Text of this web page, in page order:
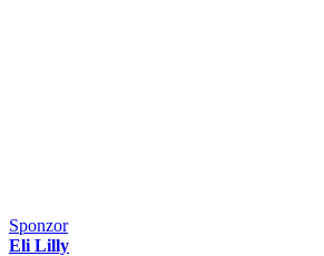
Sponzor
Eli Lilly